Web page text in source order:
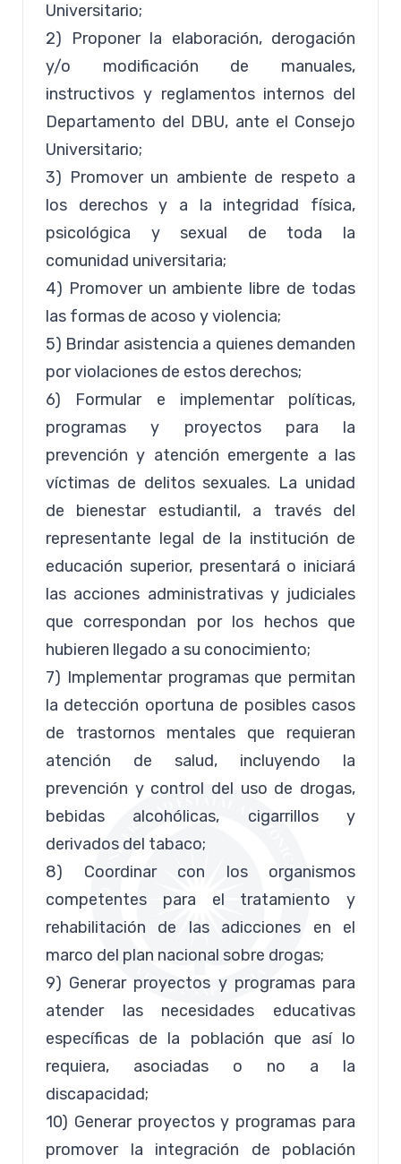
Universitario;
2) Proponer la elaboración, derogación
y/o modificación de manuales,
instructivos y reglamentos internos del
Departamento del DBU, ante el Consejo
Universitario;
3) Promover un ambiente de respeto a
los derechos y a la integridad física,
psicológica y sexual de toda la
comunidad universitaria;
4) Promover un ambiente libre de todas
las formas de acoso y violencia;
5) Brindar asistencia a quienes demanden
por violaciones de estos derechos;
6) Formular e implementar políticas,
programas y proyectos para la
prevención y atención emergente a las
víctimas de delitos sexuales. La unidad
de bienestar estudiantil, a través del
representante legal de la institución de
educación superior, presentará o iniciará
las acciones administrativas y judiciales
que correspondan por los hechos que
hubieren llegado a su conocimiento;
7) Implementar programas que permitan
la detección oportuna de posibles casos
de trastornos mentales que requieran
atención de salud, incluyendo la
prevención y control del uso de drogas,
bebidas alcohólicas, cigarrillos y
derivados del tabaco;
8) Coordinar con los organismos
competentes para el tratamiento y
rehabilitación de las adicciones en el
marco del plan nacional sobre drogas;
9) Generar proyectos y programas para
atender las necesidades educativas
específicas de la población que así lo
requiera, asociadas o no a la
discapacidad;
10) Generar proyectos y programas para
promover la integración de población